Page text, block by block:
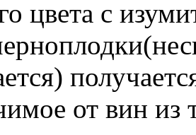
цвета с
от вин из